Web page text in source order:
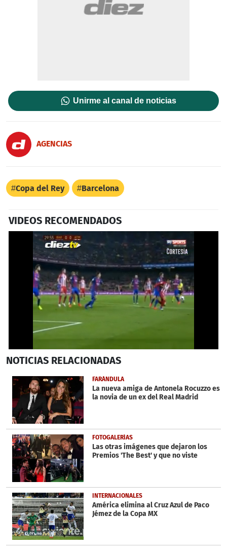
Unirme al canal de noticias
AGENCIAS
Copa del Rey Barcelona
VIDEOS RECOMENDADOS
seconds
2
minutes,
seconds
NOTICIAS RELACIONADAS
FARÁNDULA
La nueva amiga de Antonela Rocuzzo es
la novia de un ex del Real Madrid
FOTOGALERÍAS
Las otras imágenes que dejaron los
Premios 'The Best' y que no viste
INTERNACIONALES
América elimina al Cruz Azul de Paco
Jémez de la Copa MX